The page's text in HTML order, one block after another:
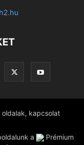
oldalak, kapcsolat
a
Prémium